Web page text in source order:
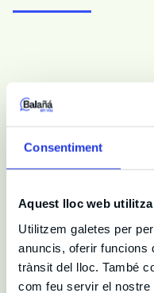
Consentiment
Aquest lloc web
Utilitzem galetes per
anuncis, oferir funcions
trànsit del lloc. També
com feu servir el
Fitxa
Direcció i
Durada 75 min
No recomanat a
Sala
Teatre Borràs